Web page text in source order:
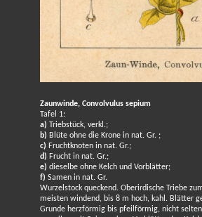
Zaunwinde, Convolvulus sepium
Tafel 1:
a) Triebstück, verkl.;
b) Blüte ohne die Krone in nat. Gr. ;
c) Fruchtknoten in nat. Gr.;
d) Frucht in nat. Gr.;
e) dieselbe ohne Kelch und Vorblätter;
f) Samen in nat. Gr.
Wurzelstock queckend. Oberirdische Triebe
meisten windend, bis 8 m hoch, kahl. Blätter
Grunde herzförmig bis pfeilförmig, nicht